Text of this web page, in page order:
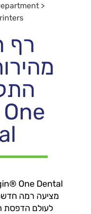
<
רף
מציעה רמה
לעולם הדפסת